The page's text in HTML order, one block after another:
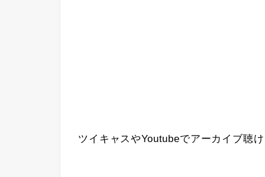
ツイキャスやYoutubeでアーカイブ聴